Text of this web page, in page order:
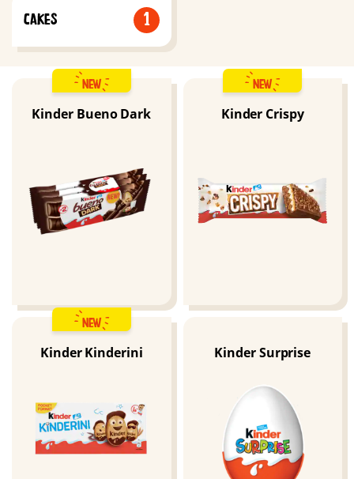
CAKES 1
NEW
Kinder Bueno Dark
NEW
Kinder Crispy
NEW
Kinder Kinderini Kinder Surprise